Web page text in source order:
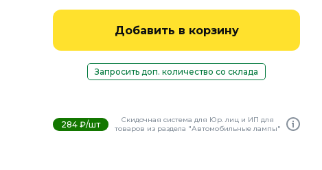
Добавить в корзину
Запросить доп. количество со склада
284 ₽/шт
Скидочная система для Юр. лиц и ИП для
товаров из раздела "Автомобильные лампы"